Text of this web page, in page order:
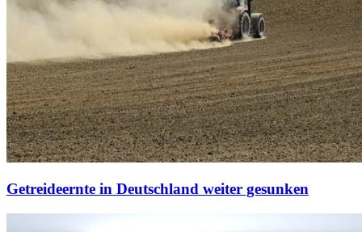
Getreideernte in Deutschland weiter gesunken